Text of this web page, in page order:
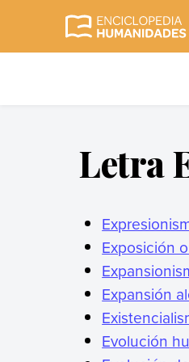
Letra
Exposición
Expansión
Evolución